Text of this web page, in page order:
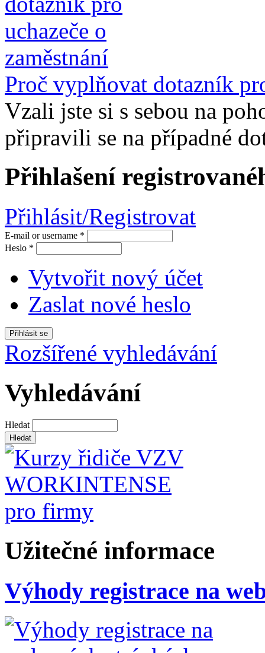
Proč vyplňovat dotazník
Vzali jste si s sebou na
připravili se na případné
Přihlašení
Přihlásit/Registrovat
E-mail or username *
Heslo *
Vytvořit nový účet
Zaslat nové heslo
Rozšířené vyhledávání
Vyhledávání
Hledat
Užitečné informace
Výhody registrace na